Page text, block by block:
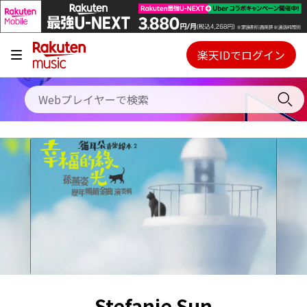
キャンペーン
料金プラン
使い方
初回30日間無料お試し
Webプレイヤー
ご契約内容の確認・変更
楽天IDでログイン